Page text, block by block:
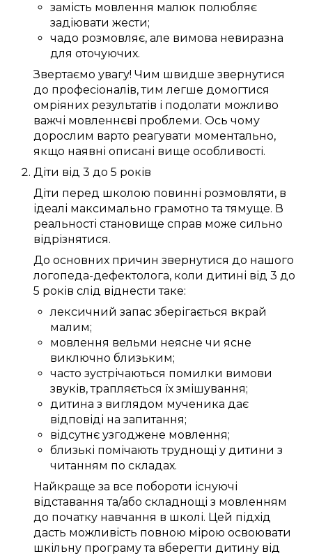
замість мовлення малюк полюбляє
задіювати жести;
чадо розмовляє, але вимова невиразна
для оточуючих.
Звертаємо увагу! Чим швидше звернутися
до професіоналів, тимлегше домогтися
омріяних результатів і подолати можливо
важчі мовленнєві проблеми. Ось чому
дорослим варто реагувати моментально,
якщо наявні описані вище особливості.
Діти від 3 до 5 років
Діти перед школою повинні розмовляти, в
ідеалі максимально грамотно татямуще. В
реальності становище справ може сильно
відрізнятися.
До основних причин звернутися до нашого
логопеда-дефектолога, коли дитині від 3 до
5 років слід віднести таке:
лексичний запас зберігається вкрай
малим;
мовлення вельми неясне чи ясне
виключно близьким;
часто зустрічаються помилки вимови
звуків,трапляється їх змішування;
дитина з виглядом мученика дає
відповіді на запитання;
відсутнє узгоджене мовлення;
близькі помічають труднощі у дитини з
читанням по складах.
Найкраще за все побороти існуючі
відставання та/або складнощі з мовленням
до початку навчання в школі. Цей підхід
дасть можливість повною мірою освоювати
шкільну програмута вберегти дитину від